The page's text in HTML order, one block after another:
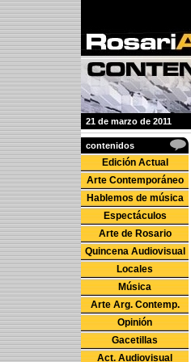
21 de marzo de 2011
contenidos
Edición Actual
Arte Contemporáneo
Hablemos de música
Espectáculos
Arte de Rosario
Quincena Audiovisual
Locales
Música
Arte Arg. Contemp.
Opinión
Gacetillas
Act. Audiovisual